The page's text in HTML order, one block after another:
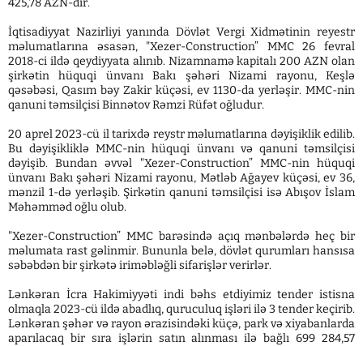
İqtisadiyyat Nazirliyi yanında Dövlət Vergi Xidmətinin reyestr
məlumatlarına əsasən, "Xezer-Construction” MMC 26 fevral
2018-ci ildə qeydiyyata alınıb. Nizamnamə kapitalı 200 AZN olan
şirkətin hüquqi ünvanı Bakı şəhəri Nizami rayonu, Keşlə
qəsəbəsi, Qasım bəy Zakir küçəsi, ev 1130-da yerləşir. MMC-nin
qanuni təmsilçisi Binnətov Rəmzi Rüfət oğludur.
20 aprel 2023-cü il tarixdə reystr məlumatlarına dəyişiklik edilib.
Bu dəyişikliklə MMC-nin hüquqi ünvanı və qanuni təmsilçisi
dəyişib. Bundan əvvəl "Xezer-Construction” MMC-nin hüquqi
ünvanı Bakı şəhəri Nizami rayonu, Mətləb Ağayev küçəsi, ev 36,
mənzil 1-də yerləşib. Şirkətin qanuni təmsilçisi isə Abışov İslam
Məhəmməd oğlu olub.
"Xezer-Construction” MMC barəsində açıq mənbələrdə heç bir
məlumata rast gəlinmir. Bununla belə, dövlət qurumları hansısa
səbəbdən bir şirkətə iriməbləğli sifarişlər verirlər.
Lənkəran İcra Hakimiyyəti indi bəhs etdiyimiz tender istisna
olmaqla 2023-cü ildə abadlıq, quruculuq işləri ilə 3 tender keçirib.
Lənkəran şəhər və rayon ərazisindəki küçə, park və xiyabanlarda
aparılacaq bir sıra işlərin satın alınması ilə bağlı 699 284,57